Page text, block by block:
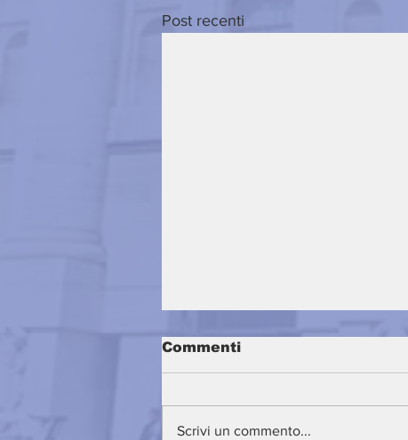
Post recenti
Commenti
Scrivi un commento...